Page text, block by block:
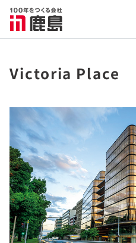
Victoria Place